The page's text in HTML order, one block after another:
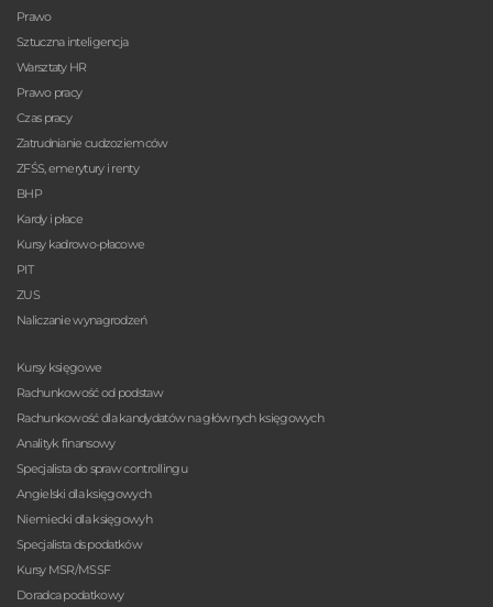
Prawo
Sztuczna inteligencja
Warsztaty HR
Prawo pracy
Czas pracy
Zatrudnianie cudzoziemców
ZFŚS, emerytury i renty
BHP
Kardy i płace
Kursy kadrowo-płacowe
PIT
ZUS
Naliczanie wynagrodzeń
Kursy księgowe
Rachunkowość od podstaw
Rachunkowość dla kandydatów na głównych księgowych
Analityk finansowy
Specjalista do spraw controllingu
Angielski dla księgowych
Niemiecki dla księgowyh
Specjalista ds podatków
Kursy MSR/MSSF
Doradca podatkowy